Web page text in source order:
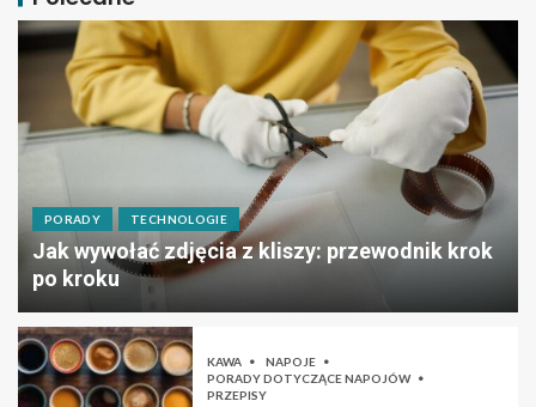
PORADY TECHNOLOGIE
Jak wywołać zdjęcia z kliszy: przewodnik krok
po kroku
KAWA
NAPOJE
PORADY DOTYCZĄCE NAPOJÓW
PRZEPISY